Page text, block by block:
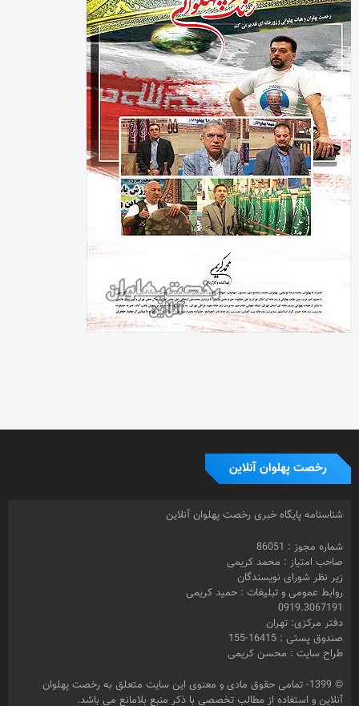
رخصت پهلوان آنلاین
شناسنامه پایگاه خبری رخصت پهلوان آنلاین
شماره مجوز : 86051
صاحب امتیاز : محمد کریمی
زیر نظر شورای نویسندگان
روابط عمومی و تبلیغات : حمید کریمی
0919.3067191
دفتر مرکزی: تهران
صندوق پستی : 16415-155
طراح سایت : محسن کریمی
© 1399- تمامی حقوق مادی و معنوی این سایت متعلق به رخصت پهلوان
آنلاین و استفاده از مطالب تخصصی با ذکر منبع بلامانع می باشد.